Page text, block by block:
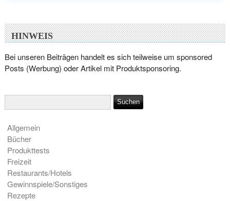
HINWEIS
Bei unseren Beiträgen handelt es sich teilweise um sponsored
Posts (Werbung) oder Artikel mit Produktsponsoring.
Allgemein
Bücher
Produkttests
Freizeit
Restaurants/Hotels
Gewinnspiele/Sonstiges
Rezepte